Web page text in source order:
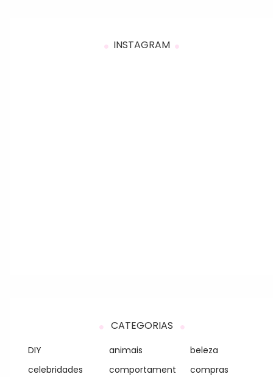
INSTAGRAM
CATEGORIAS
DIY animais
beleza
celebridades
comportament
compras